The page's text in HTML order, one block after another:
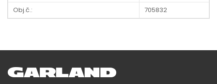
Obj.č.:
705832